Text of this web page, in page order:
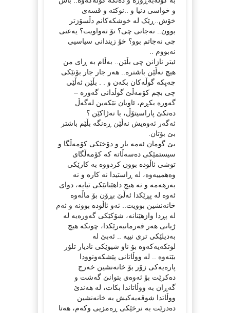
و خواسی دنیا و ..نوکتە و قسەی
خۆش..ڕێک لە خوشکەکانم دڵسۆزتر
بوون.. نەجاتی چی؟ تۆ تەواویت؟ یەعنی
چی نەجاتم بوو؟ خۆ زیندانی سیاسیی
نەبووم ..
ئیتر نازانن چی بڵێن.. بەڵام بە ڕای من
هیچ نەڵێن باشترە.. هەر جار جار بۆنێکی
چەپکە گوڵەکان بکەن و . . بڵێن ئەڵێی
چی بچم کۆمەڵێ گوڵدانی گەورە –
گەورە بکڕم، ئاویان تێکەین لەگەڵ
دەنکێ پاراسیتۆڵ، با نەژاکێن ؟
ئەگەر ئەوەیش نەڵێن ڕەنگە بڵێم باشتر
بێ بۆتان.
بێ گومان ئەمە بار و دۆخێکی کۆمەڵگا و
سیستمێکی دەسەڵاتە کە کۆمەڵگای
توشی ئاڵودە بوون کردووە بە کارێکی
وەهمییەوە، لە ڕاستیدا نە کارە و نە
بەرهەمە و نە هیچ داهێنانێکی تیایە، دوای
ئەوە لە پڕێکدا ئەڵێ بڕۆن بۆ ماڵەوە
خانەنشین بوویت.. ئەو ئاڵودە بوونە و ئەم
لە پڕدا وازهێنانە، شۆکێکی گەورەیە لە
ژیانی هەر فەرمانبەرێکدا، چونکە هیچ
بەدیلێکی تری نییە .. ئەبێ لە
لوتکەیەکەوە بۆ ناو شیوێکی نادیار تلۆر
بێتەوە .. لە ووڵاتانی پێشکەوتوودا
پارەیەکی زۆر بۆ خانەنشین خەرج
دەکرێت بۆ ئەوەی بتوانێ گەشت و
گەڕان به ووڵاتاندا بکات، لە هەندێ
ووڵاتدا شوقەیەکیش بە خانەنشین
دەدرێت بە نرخێکی ڕەمزیی وکەم، هەتا